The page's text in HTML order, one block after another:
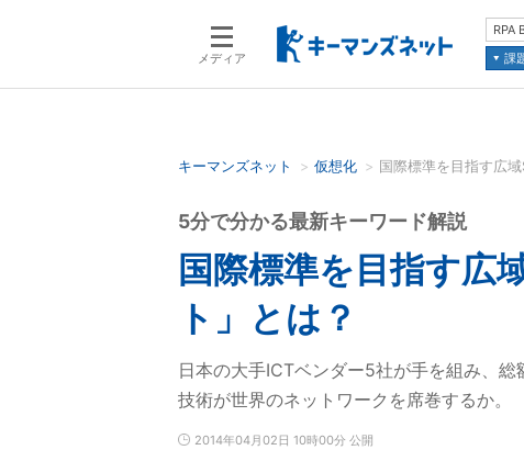
メディア
RPA
課
検索語を入力してください
キーマンズネット 仮想化 国際標準を目指す広
国際標準を目指す広
ト」とは？
5分で分かる最新キーワード解説
日本の大手ICTベンダー5社が手を組み、
技術が世界のネットワークを席巻するか。
2014年04月02日 10時00分 公開